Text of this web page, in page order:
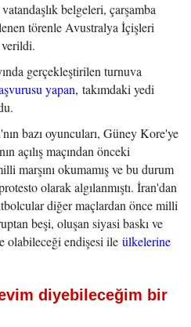
belgeleri, çarşamba
törenle Avustralya İçişleri
gerçekleştirilen turnuva
yapan, takımdaki yedi
bazı oyuncuları, Güney Kore'ye
açılış maçından önceki
marşını okumamış ve bu durum
olarak algılanmıştı. İran'dan
diğer maçlardan önce milli
beşi, oluşan siyasi baskı ve
olabileceği endişesi ile ülkelerine
diyebileceğim bir